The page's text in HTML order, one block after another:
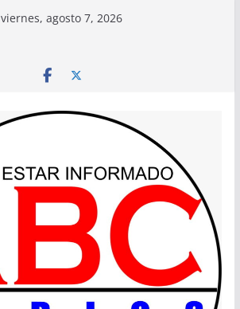
viernes, agosto 7, 2026